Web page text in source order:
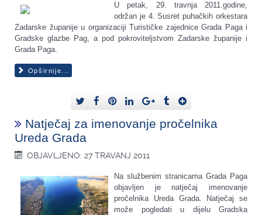
U petak, 29. travnja 2011.godine,
održan je 4. Susret puhačkih orkestara
Zadarske županije u organizaciji Turističke zajednice Grada Paga i
Gradske glazbe Pag, a pod pokroviteljstvom Zadarske županije i
Grada Paga.
Opširnije...
Natječaj za imenovanje pročelnika
Ureda Grada
OBJAVLJENO: 27 TRAVANJ 2011
Na službenim stranicama Grada Paga
objavljen je natječaj imenovanje
pročelnika Ureda Grada. Natječaj se
može pogledati u dijelu Gradska